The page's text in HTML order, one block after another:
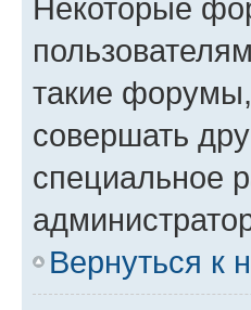
Некоторые
такие
совершать
специальное
Вернуться к